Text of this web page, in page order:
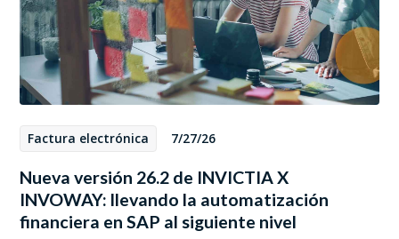
Factura electrónica 7/27/26
Nueva versión 26.2 de INVICTIA X
INVOWAY: llevando la automatización
financiera en SAP al siguiente nivel